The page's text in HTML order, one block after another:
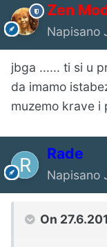
Zen
Napisano
jbga ...... ti si u
da imamo
muzemo krave i
Rade
Napisano
On